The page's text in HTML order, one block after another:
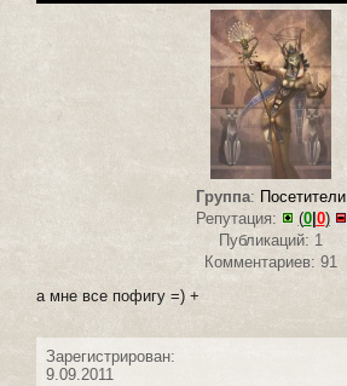
Группа: Посетители
Репутация:
(0| 0)
Публикаций: 1
Комментариев: 91
а мне все пофигу =) +
Зарегистрирован:
9.09.2011